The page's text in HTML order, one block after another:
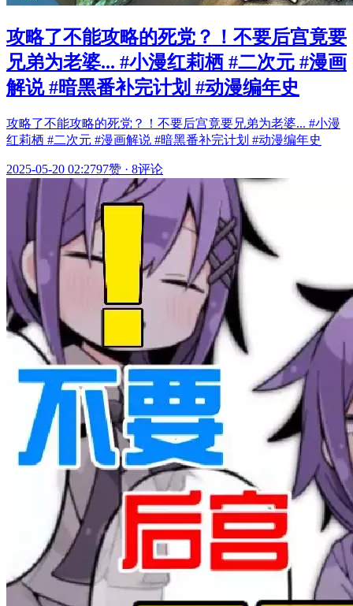
攻略了不能攻略的死党？！不要后宫竟要
兄弟为老婆... #小漫红莉栖 #二次元 #漫画
解说 #暗黑番补完计划 #动漫编年史
攻略了不能攻略的死党？！不要后宫竟要兄弟为老婆... #小漫
红莉栖 #二次元 #漫画解说 #暗黑番补完计划 #动漫编年史
2025-05-20 02:2797赞 · 8评论